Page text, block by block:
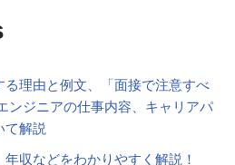
理由と例文、「面接で注意すべ
ンジニアの仕事内容、キャリアパ
て解説
収などをわかりやすく解説！